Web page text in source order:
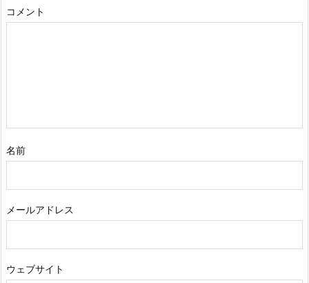
コメント
名前
メールアドレス
ウェブサイト